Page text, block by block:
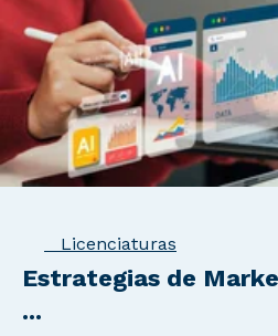
Licenciaturas
Estrategias de
...